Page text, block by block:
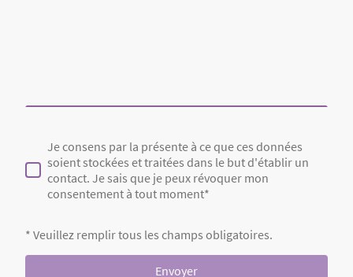
Je consens par la présente à ce que ces données
soient stockées et traitées dans le but d'établir un
contact. Je sais que je peux révoquer mon
consentement à tout moment*
* Veuillez remplir tous les champs obligatoires.
Envoyer